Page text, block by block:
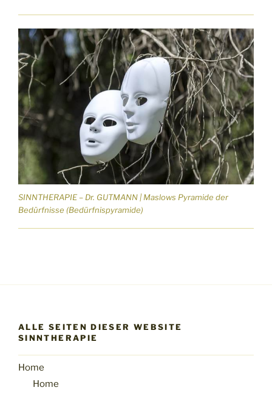
SINNTHERAPIE – Dr. GUTMANN | Maslows Pyramide der
Bedürfnisse (Bedürfnispyramide)
ALLE SEITEN DIESER WEBSITE
SINNTHERAPIE
Home
Home